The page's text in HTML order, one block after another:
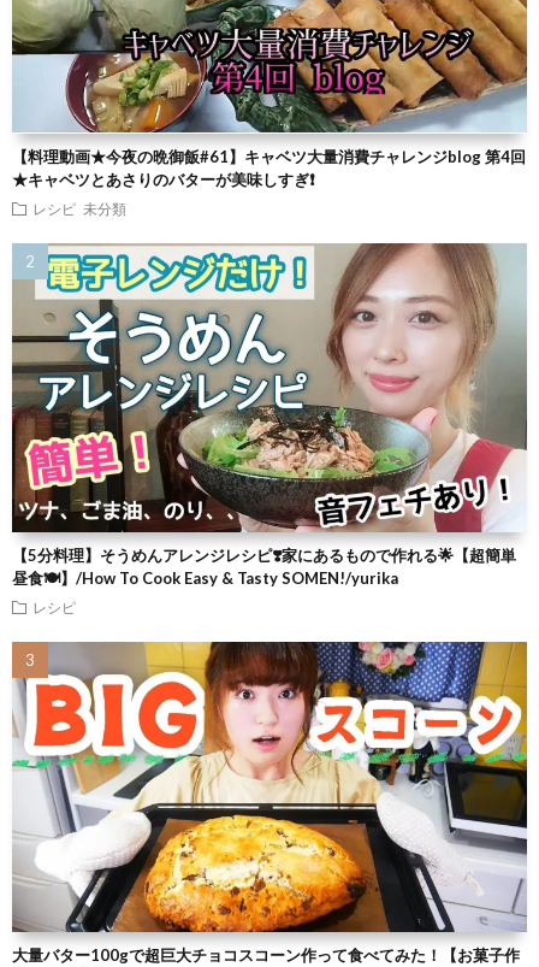
【料理動画★今夜の晩御飯#61】キャベツ大量消費チャレンジblog 第4回
★キャベツとあさりのバターが美味しすぎ❗
レシピ 未分類
【5分料理】そうめんアレンジレシピ❣️家にあるもので作れる🌟【超簡単
昼食🍽】/How To Cook Easy & Tasty SOMEN!/yurika
レシピ
大量バター100gで超巨大チョコスコーン作って食べてみた！【お菓子作